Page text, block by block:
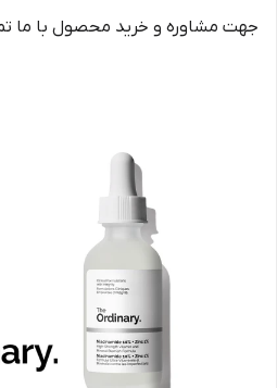
جهت مشاوره و خرید محصول با ما